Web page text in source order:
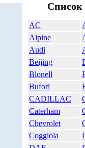
Список
AC
Alpine
Audi
Beijing
Blonell
Bufori
CADILLAC
Caterham
Chevrolet
Coggiola